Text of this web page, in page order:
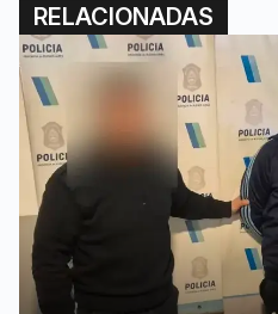
RELACIONADAS